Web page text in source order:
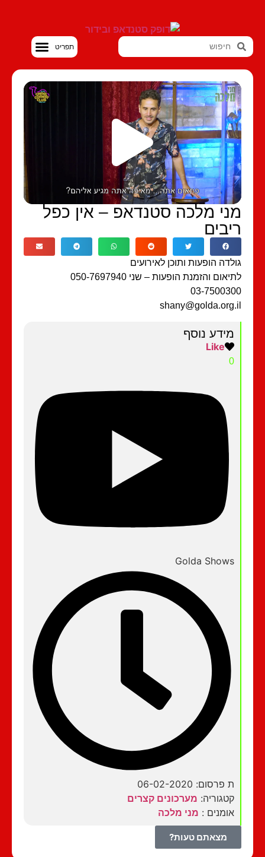
מלכה סטנדאפ – אין כפל
הופעות ותוכן לאירועים
והזמנת הופעות – שני 050-7697940
03-
מידע נוסף
Golda Shows
ת פרסום: 06-02-2020
קטגוריה:מערכונים קצרים
אומנים :מני מלכה
מצאתם טעות?